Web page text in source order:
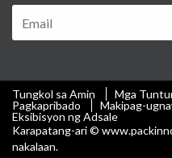
Tungkol sa Amin Mga
Pagkapribado
Makipag-
Eksibisyon ng Adsale
Karapatang-ari ©
nakalaan.